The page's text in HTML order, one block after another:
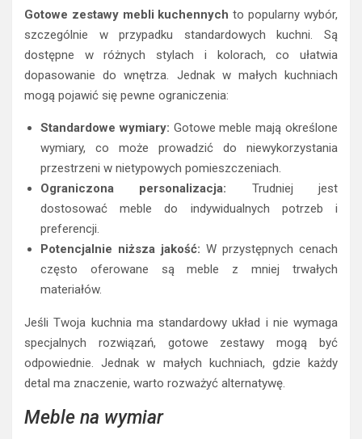
Gotowe zestawy mebli kuchennych to popularny wybór,
szczególnie w przypadku standardowych kuchni. Są
dostępne w różnych stylach i kolorach, co ułatwia
dopasowanie do wnętrza. Jednak w małych kuchniach
mogą pojawić się pewne ograniczenia:
Standardowe wymiary: Gotowe meble mają określone
wymiary, co może prowadzić do niewykorzystania
przestrzeni w nietypowych pomieszczeniach.
Ograniczona personalizacja: Trudniej jest
dostosować meble do indywidualnych potrzeb i
preferencji.
Potencjalnie niższa jakość: W przystępnych cenach
często oferowane są meble z mniej trwałych
materiałów.
Jeśli Twoja kuchnia ma standardowy układ i nie wymaga
specjalnych rozwiązań, gotowe zestawy mogą być
odpowiednie. Jednak w małych kuchniach, gdzie każdy
detal ma znaczenie, warto rozważyć alternatywę.
Meble na wymiar